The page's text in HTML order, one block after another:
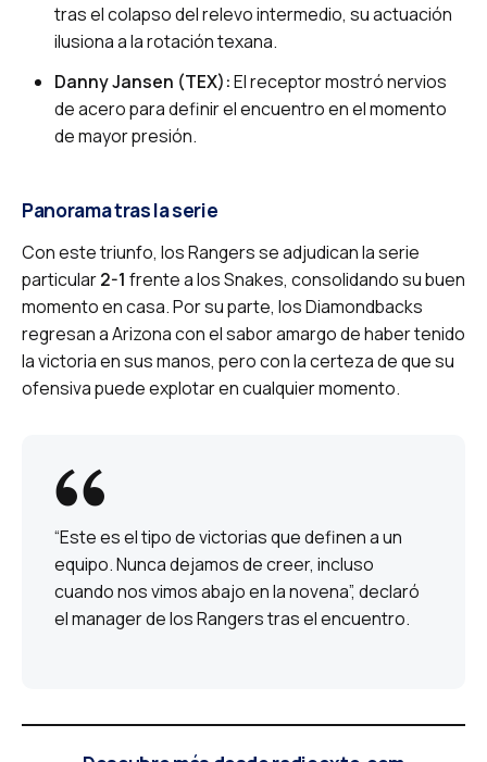
tras el colapso del relevo intermedio, su actuación
ilusiona a la rotación texana.
Danny Jansen (TEX):El receptor mostró nervios
de acero para definir el encuentro en el momento
de mayor presión.
Panorama tras la serie
Con este triunfo, los Rangers se adjudican la serie
particular2-1 frente a los Snakes, consolidando su buen
momento en casa. Por su parte, los Diamondbacks
regresan a Arizona con el sabor amargo de haber tenido
la victoria en sus manos, pero con la certeza de que su
ofensiva puede explotar en cualquier momento.
“Este es el tipo de victorias que definen a un
equipo. Nunca dejamos de creer, incluso
cuando nos vimos abajo en la novena”, declaró
el manager de los Rangers tras el encuentro.